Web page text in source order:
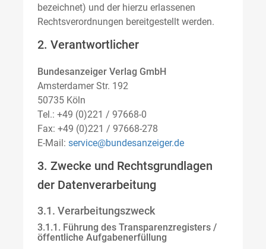
bezeichnet) und der hierzu erlassenen
Rechtsverordnungen bereitgestellt werden.
2. Verantwortlicher
Bundesanzeiger Verlag GmbH
Amsterdamer Str. 192
50735 Köln
Tel.: +49 (0)221 / 97668-0
Fax: +49 (0)221 / 97668-278
E-Mail: service@bundesanzeiger.de
3. Zwecke und Rechtsgrundlagen
der Datenverarbeitung
3.1. Verarbeitungszweck
3.1.1. Führung des Transparenzregisters /
öffentliche Aufgabenerfüllung